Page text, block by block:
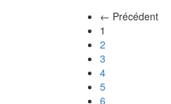
← Précédent
1
2
3
4
5
6